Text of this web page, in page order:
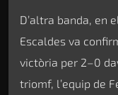
D’altra banda, en
Escaldes va
victòria per 2–0
triomf, l’equip de